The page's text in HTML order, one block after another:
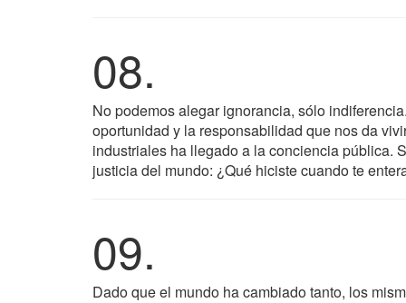
08.
No podemos alegar ignorancia, sólo
oportunidad y la responsabilidad que nos da
industriales ha llegado a la conciencia pública.
justicia del mundo: ¿Qué hiciste cuando te
09.
Dado que el mundo ha cambiado tanto, los